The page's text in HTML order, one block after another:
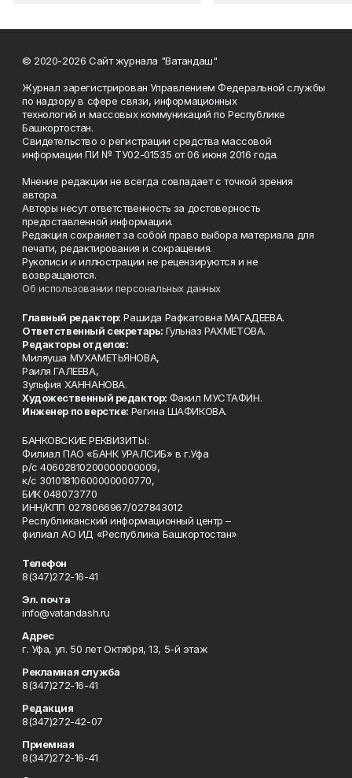
© 2020-2026 Сайт журнала "Ватандаш"
Журнал зарегистрирован Управлением Федеральной службы
по надзору в сфере связи, информационных
технологий и массовых коммуникаций по Республике
Башкортостан.
Свидетельство о регистрации средства массовой
информации ПИ № ТУ02-01535 от 06 июня 2016 года.
Мнение редакции не всегда совпадает с точкой зрения
автора.
Авторы несут ответственность за достоверность
предоставленной информации.
Редакция сохраняет за собой право выбора материала для
печати, редактирования и сокращения.
Рукописи и иллюстрации не рецензируются и не
возвращаются.
Об использовании персональных данных
Главный редактор: Рашида Рафкатовна МАГАДЕЕВА.
Ответственный секретарь: Гульназ РАХМЕТОВА.
Редакторы отделов:
Миляуша МУХАМЕТЬЯНОВА,
Раиля ГАЛЕЕВА,
Зульфия ХАННАНОВА.
Художественный редактор: Факил МУСТАФИН.
Инженер по верстке: Регина ШАФИКОВА.
БАНКОВСКИЕ РЕКВИЗИТЫ:
Филиал ПАО «БАНК УРАЛСИБ» в г.Уфа
р/с 40602810200000000009,
к/с 30101810600000000770,
БИК 048073770
ИНН/КПП 0278066967/027843012
Республиканский информационный центр –
филиал АО ИД «Республика Башкортостан»
Телефон
8(347)272-16-41
Эл. почта
info@vatandash.ru
Адрес
г. Уфа, ул. 50 лет Октября, 13, 5-й этаж
Рекламная служба
8(347)272-16-41
Редакция
8(347)272-42-07
Приемная
8(347)272-16-41